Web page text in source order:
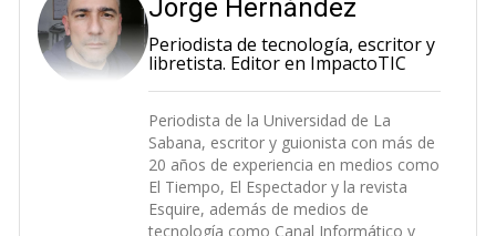
Jorge Hernández
Periodista de tecnología, escritor y
libretista. Editor en ImpactoTIC
Periodista de la Universidad de La
Sabana, escritor y guionista con más de
20 años de experiencia en medios como
El Tiempo, El Espectador y la revista
Esquire, además de medios de
tecnología como Canal Informático y